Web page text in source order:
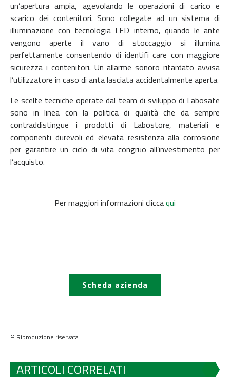
un’apertura ampia, agevolando le operazioni di carico e
scarico dei contenitori. Sono collegate ad un sistema di
illuminazione con tecnologia LED interno, quando le ante
vengono aperte il vano di stoccaggio si illumina
perfettamente consentendo di identifi care con maggiore
sicurezza i contenitori. Un allarme sonoro ritardato avvisa
l’utilizzatore in caso di anta lasciata accidentalmente aperta.
Le scelte tecniche operate dal team di sviluppo di Labosafe
sono in linea con la politica di qualità che da sempre
contraddistingue i prodotti di Labostore, materiali e
componenti durevoli ed elevata resistenza alla corrosione
per garantire un ciclo di vita congruo all’investimento per
l’acquisto.
Per maggiori informazioni cliccaqui
Scheda azienda
© Riproduzione riservata
ARTICOLI CORRELATI